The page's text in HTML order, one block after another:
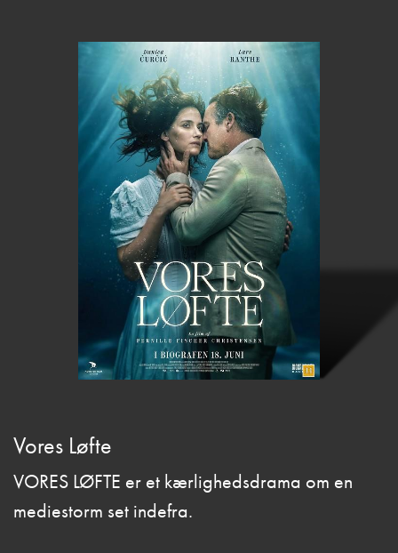
Vores Løfte
VORES LØFTE er et kærlighedsdrama om en
mediestorm set indefra.